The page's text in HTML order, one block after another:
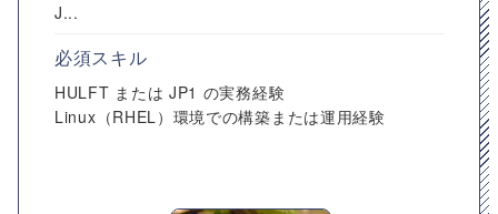
J...
必須スキル
HULFT または JP1 の実務経験
Linux（RHEL）環境での構築または運用経験